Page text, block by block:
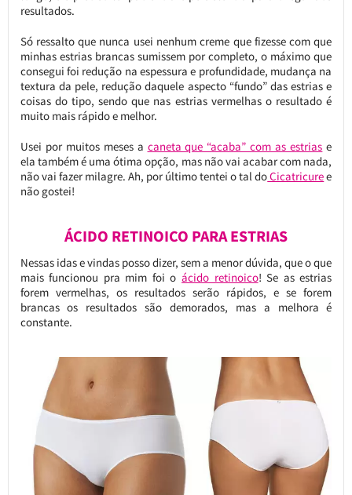
resultados.
Só ressalto que nunca usei nenhum creme que fizesse com que
minhas estrias brancas sumissem por completo, o máximo que
consegui foi redução na espessura e profundidade, mudança na
textura da pele, redução daquele aspecto “fundo” das estrias e
coisas do tipo, sendo que nas estrias vermelhas o resultado é
muito mais rápido e melhor.
Usei por muitos meses a caneta que “acaba” com as estrias e
ela também é uma ótima opção, mas não vai acabar com nada,
não vai fazer milagre. Ah, por último tentei o tal doCicatricuree
não gostei!
ÁCIDO RETINOICO PARA ESTRIAS
Nessas idas e vindas posso dizer, sem a menor dúvida, que o que
mais funcionou pra mim foi oácido retinoico! Se as estrias
forem vermelhas, os resultados serão rápidos, e se forem
brancas os resultados são demorados, mas a melhora é
constante.